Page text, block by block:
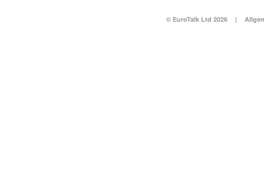
© EuroTalk Ltd 2026 |